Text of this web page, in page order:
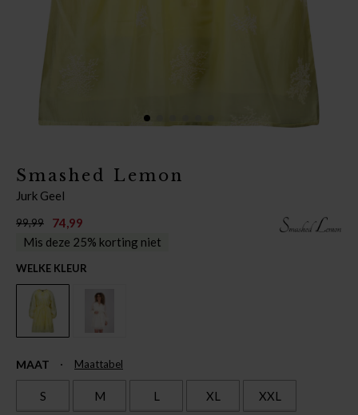
Smashed Lemon
Jurk Geel
99,99
74,99
Mis deze 25% korting niet
WELKE KLEUR
MAAT Maattabel
S M L XL XXL